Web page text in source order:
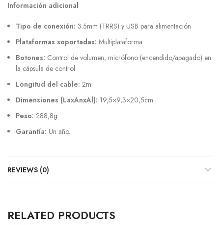
Información adicional
Tipo de conexión: 3.5mm (TRRS) y USB para alimentación
Plataformas soportadas: Multiplataforma
Botones: Control de volumen, micrófono (encendido/apagado) en
la cápsula de control
Longitud del cable: 2m
Dimensiones (LaxAnxAl): 19,5×9,3×20,5cm
Peso: 288,8g
Garantía: Un año.
REVIEWS (0)
RELATED PRODUCTS